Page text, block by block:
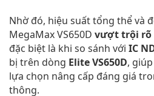
Nhờ đó, hiệu suất tổng thể và
MegaMax VS650D vượt trội rõ
đặc biệt là khi so sánh với IC
bị trên dòng Elite VS650D,
lựa chọn nâng cấp đáng giá
thông.